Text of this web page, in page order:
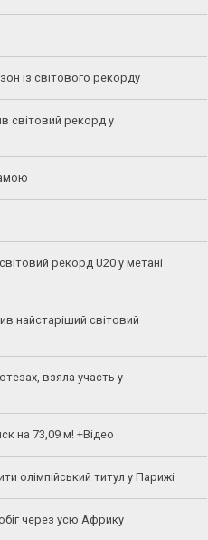
із світового рекорду
світовий рекорд у
рекорд U20 у метані
найстаріший світовий
взяла участь у
на 73,09 м! +Відео
олімпійський титул у Парижі
через усю Африку